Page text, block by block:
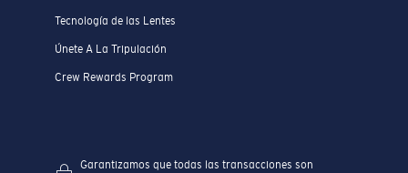
Tecnología de las Lentes
Únete A La Tripulación
Crew Rewards Program
Garantizamos que todas las transacciones son